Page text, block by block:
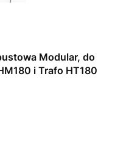
Modular, do
i Trafo HT180